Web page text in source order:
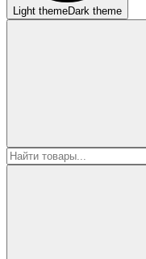
Light themeDark theme